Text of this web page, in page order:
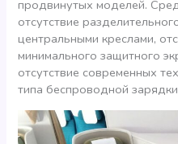
продвинутых моделей.
отсутствие
центральными креслами,
минимального защитного
отсутствие современных
типа беспроводной